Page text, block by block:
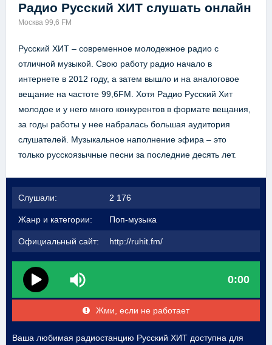
Радио Русский ХИТ слушать онлайн
Москва 99,6 FM
Русский ХИТ – современное молодежное радио с
отличной музыкой. Свою работу радио начало в
интернете в 2012 году, а затем вышло и на аналоговое
вещание на частоте 99,6FM. Хотя Радио Русский Хит
молодое и у него много конкурентов в формате вещания,
за годы работы у нее набралась большая аудитория
слушателей. Музыкальное наполнение эфира – это
только русскоязычные песни за последние десять лет.
Слушали: 2 176
Жанр и категории: Поп-музыка
Официальный сайт: http://ruhit.fm/
0:00
Жми, если не работает
Ваша любимая радиостанцию Русский ХИТ доступна для